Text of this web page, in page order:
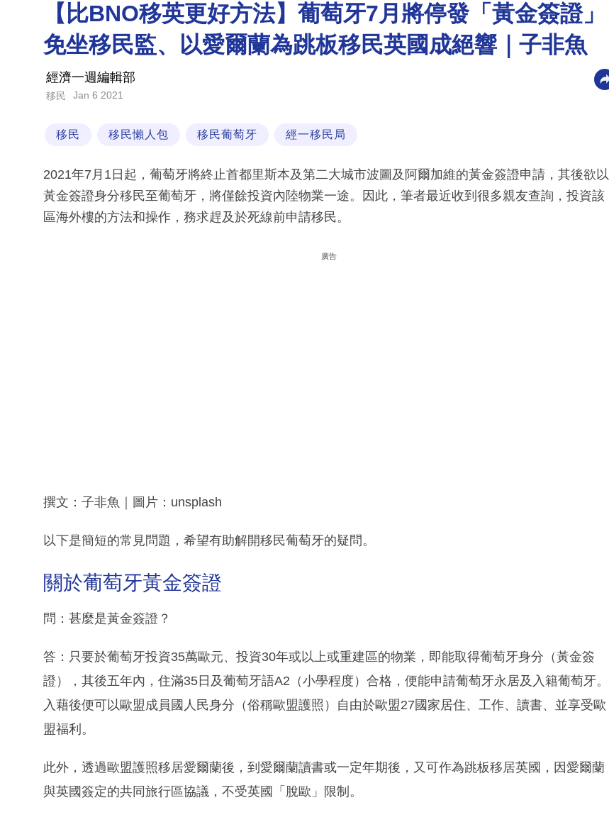
【比BNO移英更好方法】葡萄牙7月將停發「黃金簽證」
免坐移民監、以愛爾蘭為跳板移民英國成絕響｜子非魚
經濟一週編輯部
移民 Jan 6 2021
移民 移民懶人包 移民葡萄牙 經一移民局
2021年7月1日起，葡萄牙將終止首都里斯本及第二大城市波圖及阿爾加維的黃金簽證申請，其後欲以
黃金簽證身分移民至葡萄牙，將僅餘投資內陸物業一途。因此，筆者最近收到很多親友查詢，投資該
區海外樓的方法和操作，務求趕及於死線前申請移民。
廣告
撰文：子非魚｜圖片：unsplash
以下是簡短的常見問題，希望有助解開移民葡萄牙的疑問。
關於葡萄牙黃金簽證
問：甚麼是黃金簽證？
答：只要於葡萄牙投資35萬歐元、投資30年或以上或重建區的物業，即能取得葡萄牙身分（黃金簽
證），其後五年內，住滿35日及葡萄牙語A2（小學程度）合格，便能申請葡萄牙永居及入籍葡萄牙。
入藉後便可以歐盟成員國人民身分（俗稱歐盟護照）自由於歐盟27國家居住、工作、讀書、並享受歐
盟福利。
此外，透過歐盟護照移居愛爾蘭後，到愛爾蘭讀書或一定年期後，又可作為跳板移居英國，因愛爾蘭
與英國簽定的共同旅行區協議，不受英國「脫歐」限制。